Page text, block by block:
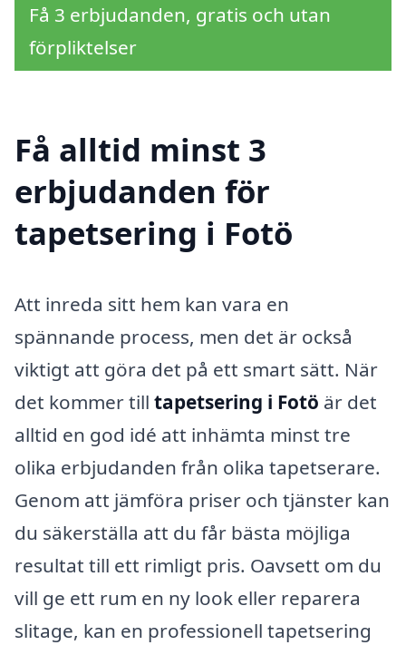
Få 3 erbjudanden, gratis och utan
förpliktelser
Få alltid minst 3
erbjudanden för
tapetsering i Fotö
Att inreda sitt hem kan vara en
spännande process, men det är också
viktigt att göra det på ett smart sätt. När
det kommer till tapetsering i Fotö är det
alltid en god idé att inhämta minst tre
olika erbjudanden från olika tapetserare.
Genom att jämföra priser och tjänster kan
du säkerställa att du får bästa möjliga
resultat till ett rimligt pris. Oavsett om du
vill ge ett rum en ny look eller reparera
slitage, kan en professionell tapetsering